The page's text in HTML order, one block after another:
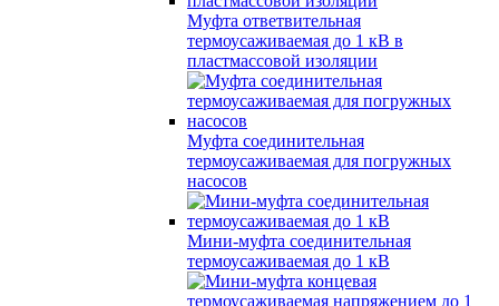
Муфта ответвительная
термоусаживаемая до 1 кВ в
пластмассовой изоляции
Муфта соединительная
термоусаживаемая для погружных
насосов
Мини-муфта соединительная
термоусаживаемая до 1 кВ